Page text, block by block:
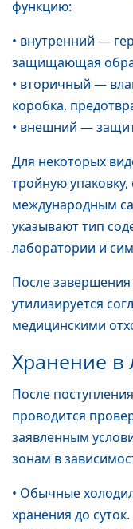
функцию:
• внутренний —
защищающая
• вторичный —
коробка,
• внешний —
Для некоторых
тройную
международным
указывают тип
лаборатории и
После завершения
утилизируется
медицинскими
Хранение в
После
проводится
заявленным
зонам в
• Обычные
хранения до суток.